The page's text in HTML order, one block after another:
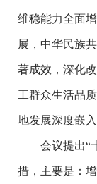
维稳能力全面
展，中华民族
著成效，深化
工群众生活品
地发展深度嵌入
会议提出“
措，主要是：